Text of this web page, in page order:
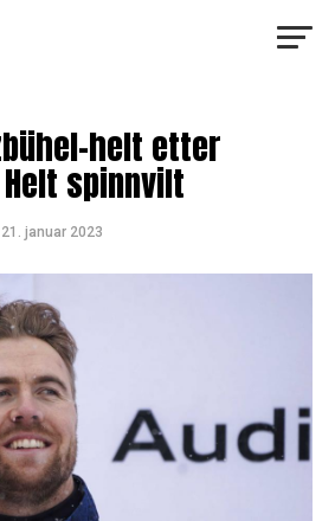
helt etter
spinnvilt
21. januar 2023